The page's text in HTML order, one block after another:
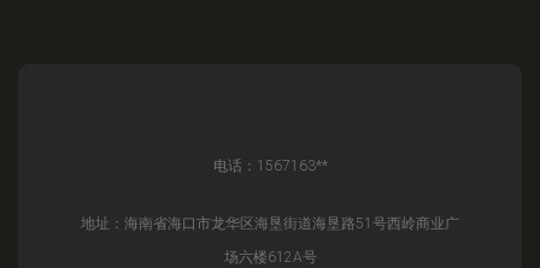
电话：1567163**
地址：海南省海口市龙华区海垦街道海垦路51号西岭商业广
场六楼612A号